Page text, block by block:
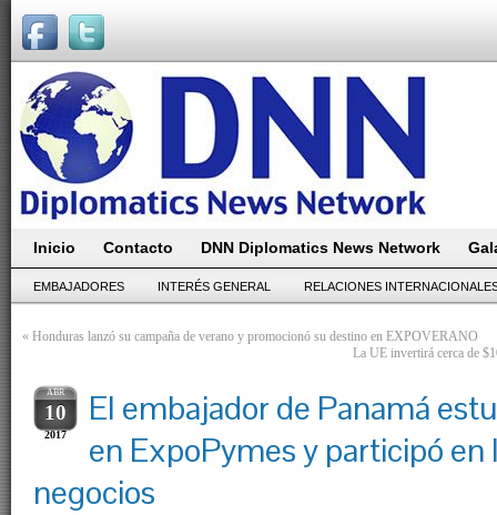
Inicio Contacto DNN Diplomatics News Network
EMBAJADORES INTERÉS GENERAL RELACIONES
« Honduras lanzó su campaña de verano y promocionó su destino en EXPOVERANO
La UE invertirá cerca de
ABR
10
2017
El embajador de Panamá
en ExpoPymes y participó en
negocios